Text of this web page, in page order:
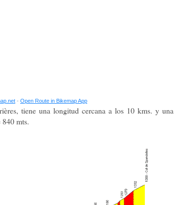
- Open Route in Bikemap App
tiene una longitud cercana a los 10 kms. y una
mts.